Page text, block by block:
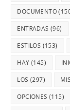
DOCUMENTO
ENTRADAS (96)
ESTILOS (153)
HAY (145)
LOS (297)
OPCIONES (115)